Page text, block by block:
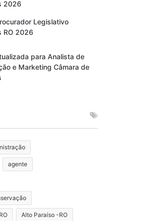
2026
Legislativo
RO 2026
para Analista de
e Marketing Câmara de
agente
Alto Paraíso -RO